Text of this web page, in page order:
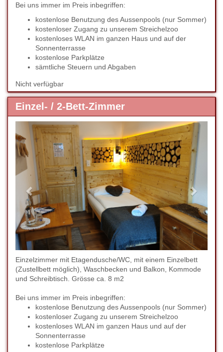
Bei uns immer im Preis inbegriffen:
kostenlose Benutzung des Aussenpools (nur Sommer)
kostenloser Zugang zu unserem Streichelzoo
kostenloses WLAN im ganzen Haus und auf der
Sonnenterrasse
kostenlose Parkplätze
sämtliche Steuern und Abgaben
Nicht verfügbar
Einzel- / 2-Bett-Zimmer
Previous
Next
Einzelzimmer mit Etagendusche/WC, mit einem Einzelbett
(Zustellbett möglich), Waschbecken und Balkon, Kommode
und Schreibtisch. Grösse ca. 8 m2
Bei uns immer im Preis inbegriffen:
kostenlose Benutzung des Aussenpools (nur Sommer)
kostenloser Zugang zu unserem Streichelzoo
kostenloses WLAN im ganzen Haus und auf der
Sonnenterrasse
kostenlose Parkplätze